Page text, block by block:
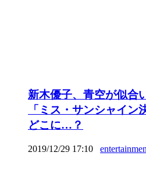
新木優子、青空が似合
「ミス・サンシャイ
どこに…？
2019/12/29 17:10